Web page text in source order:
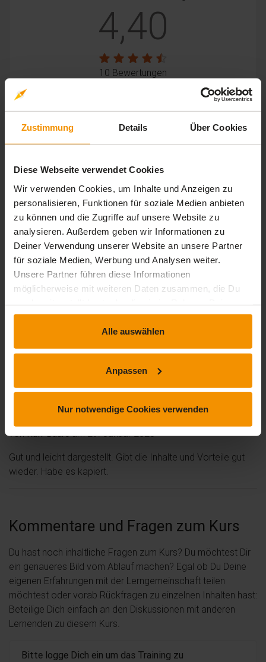
Zustimmung Details Über Cookies
Diese Webseite verwendet Cookies
Wir verwenden Cookies, um Inhalte und Anzeigen zu
personalisieren, Funktionen für soziale Medien anbieten
zu können und die Zugriffe auf unsere Website zu
analysieren. Außerdem geben wir Informationen zu
Deiner Verwendung unserer Website an unsere Partner
für soziale Medien, Werbung und Analysen weiter.
Unsere Partner führen diese Informationen
möglicherweise mit weiteren Daten zusammen, die Du
Nutzung der Dienste gesammelt haben.
Alle auswählen
Anpassen
Nur notwendige Cookies verwenden
4,40
10 Bewertungen
stars:
1stars: 0
Bewertungen
Rezensionen
vonJochen H.am 05. April 2020
Die Themen zu Teams werden in aller Ausführlichkeit
behandelt. Die Aufgabenstellungen waren klar. Ich denke,
vielleicht auch ein wenig mehr; das wird sich bald zeigen.
vonRalf Baarsam 29. Januar 2020
Gut und leicht dargestellt. Gibt die Inhalte und Vorteile gut
wieder. Habe es kapiert.
Kommentare und Fragen zum Kurs
Du hast noch inhaltliche Fragen zum Kurs? Du möchtest Dir
ein genaueres Bild vom Ablauf machen? Egal ob Du Deine
eigenen Erfahrungen mit der Lerngemeinschaft teilen
möchtest oder vorab Rückfragen zu einzelnen Inhalten hast:
Beteilige Dich einfach an den Diskussionen mit anderen
Lernenden zu diesem Kurs.
Bitte logge Dich ein um das Training zu